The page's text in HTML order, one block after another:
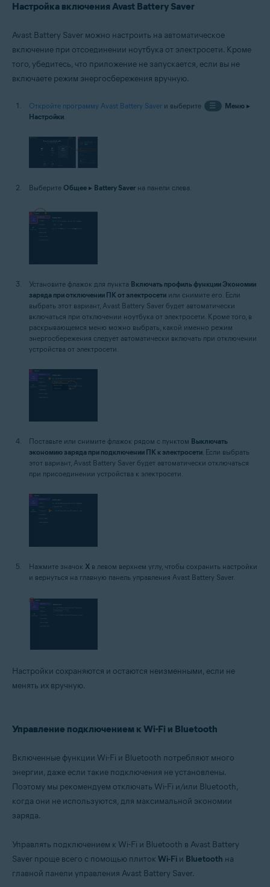
Настройка включения Avast Battery Saver
Avast Battery Saver можно настроить на автоматическое
включение при отсоединении ноутбука от электросети. Кроме
того, убедитесь, что приложение не запускается, если вы не
включаете режим энергосбережения вручную.
Откройте программу Avast Battery Saver и выберите ☰ Меню▸
Настройки.
Выберите Общее ▸ Battery Saver на панели слева.
Установите флажок для пункта Включать профиль функции Экономии
заряда при отключении ПК от электросети или снимите его. Если
выбрать этот вариант, Avast Battery Saver будет автоматически
включаться при отключении ноутбука от электросети. Кроме того, в
раскрывающемся меню можно выбрать, какой именно режим
энергосбережения следует автоматически включать при отключении
устройства от электросети.
Поставьте или снимите флажок рядом с пунктом Выключать
экономию заряда при подключении ПК к электросети. Если выбрать
этот вариант, Avast Battery Saver будет автоматически отключаться
при присоединении устройства к электросети.
Нажмите значок X в левом верхнем углу, чтобы сохранить настройки
и вернуться на главную панель управления Avast Battery Saver.
Настройки сохраняются и остаются неизменными, если не
менять их вручную.
Управление подключением к Wi-Fi и Bluetooth
Включенные функции Wi-Fi и Bluetooth потребляют много
энергии, даже если такие подключения не установлены.
Поэтому мы рекомендуем отключать Wi-Fi и/или Bluetooth,
когда они не используются, для максимальной экономии
заряда.
Управлять подключением к Wi-Fi и Bluetooth в Avast Battery
Saver проще всего с помощью плиток Wi-Fi и Bluetooth на
главной панели управления Avast Battery Saver.